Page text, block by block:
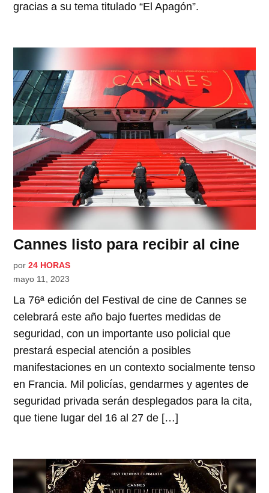
gracias a su tema titulado “El Apagón”.
Cannes listo para recibir al cine
por 24 HORAS
mayo 11, 2023
La 76ª edición del Festival de cine de Cannes se
celebrará este año bajo fuertes medidas de
seguridad, con un importante uso policial que
prestará especial atención a posibles
manifestaciones en un contexto socialmente tenso
en Francia. Mil policías, gendarmes y agentes de
seguridad privada serán desplegados para la cita,
que tiene lugar del 16 al 27 de […]